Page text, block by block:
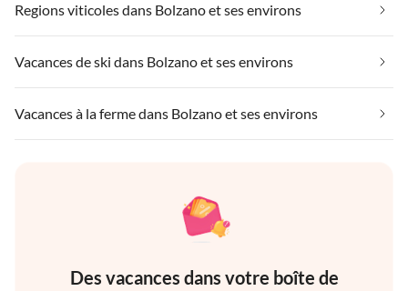
Regions viticoles dans Bolzano et ses environs
Vacances de ski dans Bolzano et ses environs
Vacances à la ferme dans Bolzano et ses environs
Des vacances dans votre boîte de